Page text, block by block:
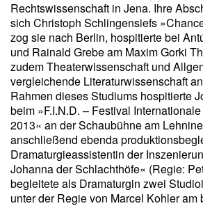
Rechtswissenschaft in Jena. Ihre
sich Christoph Schlingensiefs
zog sie nach Berlin, hospitierte bei
und Rainald Grebe am Maxim Gorki
zudem Theaterwissenschaft und
vergleichende Literaturwissenschaft
Rahmen dieses Studiums hospitierte
beim »F.I.N.D. – Festival
2013« an der Schaubühne am
anschließend ebenda
Dramaturgieassistentin der
Johanna der Schlachthöfe« (Regie:
begleitete als Dramaturgin zwei
unter der Regie von Marcel Kohler am